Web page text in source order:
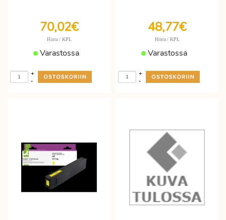
70,02€
Hinta / KPL
Varastossa
-
+
48,77€
Hinta / KPL
Varastossa
-
+